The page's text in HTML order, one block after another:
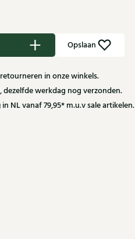
Opslaan
in onze winkels.
dezelfde werkdag nog verzonden.
in NL vanaf 79,95* m.u.v sale artikelen.